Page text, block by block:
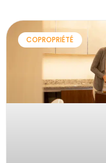
COPROPRIÉTÉ